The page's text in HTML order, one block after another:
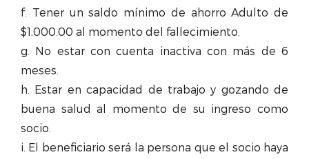
f. Tener un saldo mínimo de ahorro Adulto de
$1,000.00 al momento del fallecimiento.
g. No estar con cuenta inactiva con más de 6
meses.
h. Estar en capacidad de trabajo y gozando de
buena salud al momento de su ingreso como
socio.
i. El beneficiario será la persona que el socio haya